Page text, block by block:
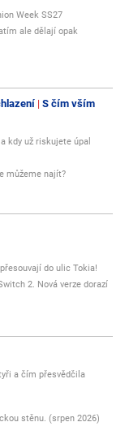
Week SS27
ale dělají opak
S čím vším
kdy už riskujete úpal
můžeme najít?
do ulic Tokia!
2. Nová verze dorazí
a čím přesvědčila
stěnu. (srpen 2026)